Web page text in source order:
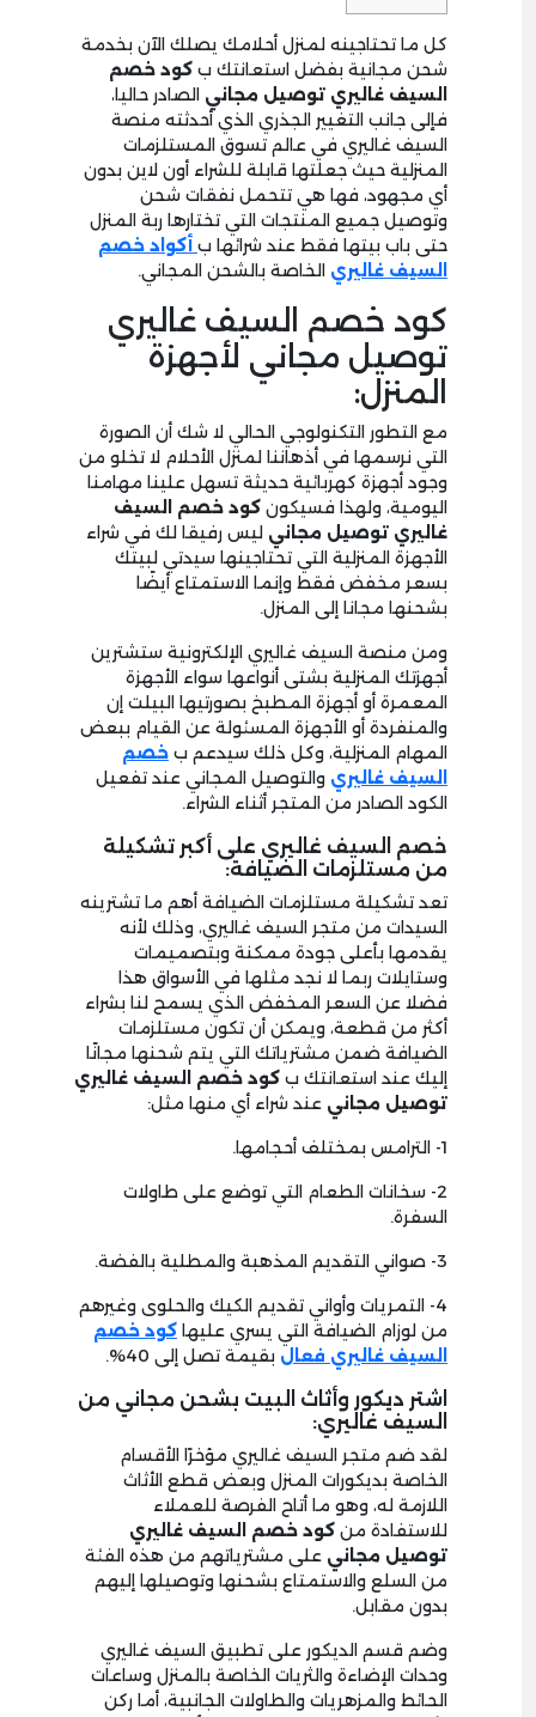
كل ما تحتاجينه لمنزل أحلامك يصلك الآن بخدمة
شحن مجانية بفضل استعانتك ب كود خصم
السيف غاليري توصيل مجاني الصادر حاليا،
فإلى جانب التغيير الجذري الذي أحدثته منصة
السيف غاليري في عالم تسوق المستلزمات
المنزلية حيث جعلتها قابلة للشراء أون لاين بدون
أي مجهود، فها هي تتحمل نفقات شحن
وتوصيل جميع المنتجات التي تختارها ربة المنزل
حتى باب بيتها فقط عند شرائها ب أكواد خصم
السيف غاليري الخاصة بالشحن المجاني.
كود خصم السيف غاليري
توصيل مجاني لأجهزة
المنزل:
مع التطور التكنولوجي الحالي لا شك أن الصورة
التي نرسمها في أذهاننا لمنزل الأحلام لا تخلو من
وجود أجهزة كهربائية حديثة تسهل علينا مهامنا
اليومية، ولهذا فسيكون كود خصم السيف
غاليري توصيل مجاني ليس رفيقا لك في شراء
الأجهزة المنزلية التي تحتاجينها سيدتي لبيتك
بسعر مخفض فقط وإنما الاستمتاع أيضًا
بشحنها مجانا إلى المنزل.
ومن منصة السيف غاليري الإلكترونية ستشترين
أجهزتك المنزلية بشتى أنواعها سواء الأجهزة
المعمرة أو أجهزة المطبخ بصورتيها البيلت إن
والمنفردة أو الأجهزة المسئولة عن القيام ببعض
المهام المنزلية، وكل ذلك سيدعم ب خصم
السيف غاليري والتوصيل المجاني عند تفعيل
الكود الصادر من المتجر أثناء الشراء.
خصم السيف غاليري على أكبر تشكيلة
من مستلزمات الضيافة:
تعد تشكيلة مستلزمات الضيافة أهم ما تشترينه
السيدات من متجر السيف غاليري، وذلك لأنه
يقدمها بأعلى جودة ممكنة وبتصميمات
وستايلات ربما لا نجد مثلها في الأسواق هذا
فضلا عن السعر المخفض الذي يسمح لنا بشراء
أكثر من قطعة، ويمكن أن تكون مستلزمات
الضيافة ضمن مشترياتك التي يتم شحنها مجانًا
إليك عند استعانتك ب كود خصم السيف غاليري
توصيل مجاني عند شراء أي منها مثل:
1- الترامس بمختلف أحجامها.
2- سخانات الطعام التي توضع على طاولات
السفرة.
3- صواني التقديم المذهبة والمطلية بالفضة.
4- التمريات وأواني تقديم الكيك والحلوى وغيرهم
من لوزام الضيافة التي يسري عليها كود خصم
السيف غاليري فعال بقيمة تصل إلى 40%.
اشتر ديكور وأثاث البيت بشحن مجاني من
السيف غاليري:
لقد ضم متجر السيف غاليري مؤخرًا الأقسام
الخاصة بديكورات المنزل وبعض قطع الأثاث
اللازمة له، وهو ما أتاح الفرصة للعملاء
للاستفادة من كود خصم السيف غاليري
توصيل مجاني على مشترياتهم من هذه الفئة
من السلع والاستمتاع بشحنها وتوصيلها إليهم
بدون مقابل.
وضم قسم الديكور على تطبيق السيف غاليري
وحدات الإضاءة والثريات الخاصة بالمنزل وساعات
الحائط والمزهريات والطاولات الجانبية، أما ركن